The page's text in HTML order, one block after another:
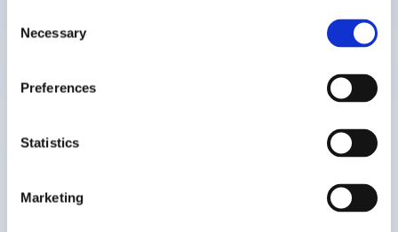
Selection
Necessary
Preferences
Statistics
Marketing